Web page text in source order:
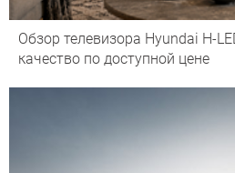
Обзор телевизора Hyundai H-
качество по доступной цене